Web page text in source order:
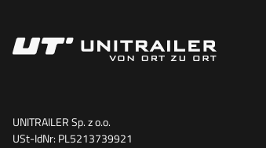
UNITRAILER Sp. z o.o.
USt-IdNr: PL5213739921